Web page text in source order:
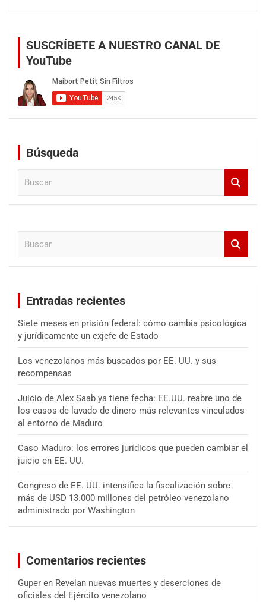
SUSCRÍBETE A NUESTRO CANAL DE
YouTube
Búsqueda
Entradas recientes
Siete meses en prisión federal: cómo cambia psicológica
y jurídicamente un exjefe de Estado
Los venezolanos más buscados por EE. UU. y sus
recompensas
Juicio de Alex Saab ya tiene fecha: EE.UU. reabre uno de
los casos de lavado de dinero más relevantes vinculados
al entorno de Maduro
Caso Maduro: los errores jurídicos que pueden cambiar el
juicio en EE. UU.
Congreso de EE. UU. intensifica la fiscalización sobre
más de USD 13.000 millones del petróleo venezolano
administrado por Washington
Comentarios recientes
Guper en Revelan nuevas muertes y deserciones de
oficiales del Ejército venezolano